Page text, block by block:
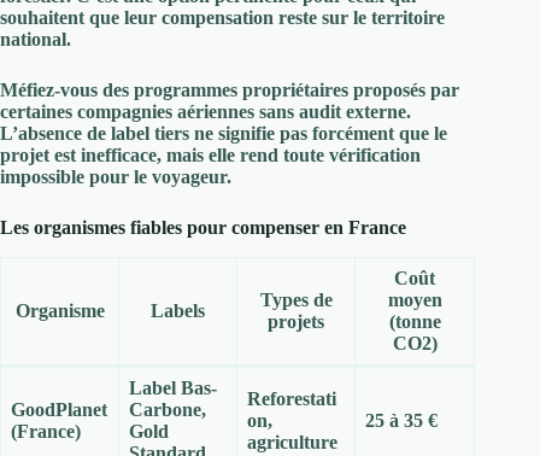
souhaitent que leur compensation reste sur le territoire
national.
Méfiez-vous des programmes propriétaires proposés par
certaines compagnies aériennes sans audit externe.
L’absence de label tiers ne signifie pas forcément que le
projet est inefficace, mais elle rend toute vérification
impossible pour le voyageur.
Les organismes fiables pour compenser en France
Organisme Labels
Types de
projets
Coût
moyen
(tonne
CO2)
GoodPlanet
(France)
Label Bas-
Carbone,
Gold
Reforestati
on,
agriculture
25 à 35 €